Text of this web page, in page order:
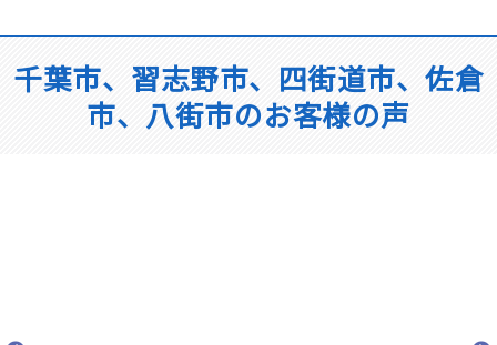
千葉市、習志野市、四街道市、佐倉
市、八街市のお客様の声